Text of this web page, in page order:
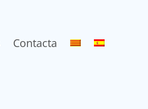
Contacta